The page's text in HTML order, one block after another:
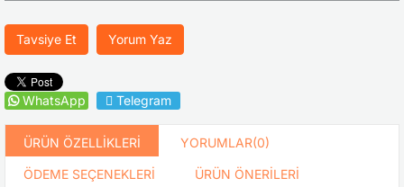
Tavsiye Et Yorum Yaz
WhatsApp Telegram
ÜRÜN ÖZELLIKLERI YORUMLAR(0)
ÖDEME SEÇENEKLERI ÜRÜN ÖNERILERI